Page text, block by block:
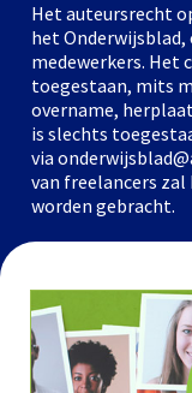
Het auteursrecht
het
medewerkers. Het
toegestaan, mits
overname,
is slechts
via
van freelancers
worden gebracht.